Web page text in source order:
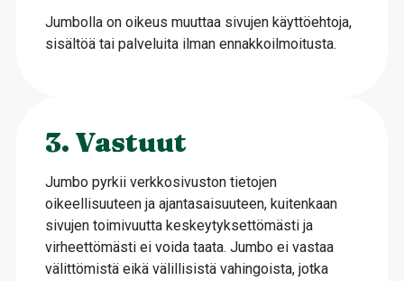
Jumbolla on oikeus muuttaa sivujen käyttöehtoja,
sisältöä tai palveluita ilman ennakkoilmoitusta.
3. Vastuut
Jumbo pyrkii verkkosivuston tietojen
oikeellisuuteen ja ajantasaisuuteen, kuitenkaan
sivujen toimivuutta keskeytyksettömästi ja
virheettömästi ei voida taata. Jumbo ei vastaa
välittömistä eikä välillisistä vahingoista, jotka